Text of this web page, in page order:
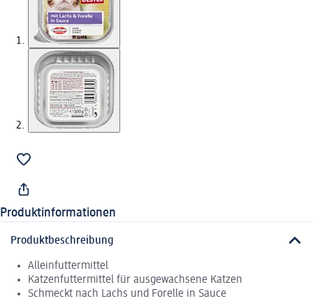
Produktinformationen
Produktbeschreibung
Alleinfuttermittel
Katzenfuttermittel für ausgewachsene Katzen
Schmeckt nach Lachs und Forelle in Sauce